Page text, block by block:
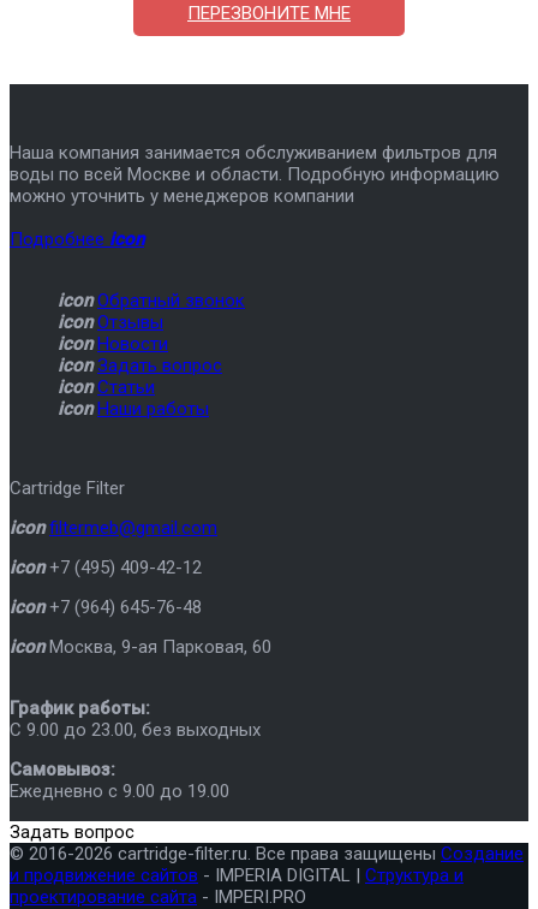
ПЕРЕЗВОНИТЕ МНЕ
Наша компания занимается обслуживанием фильтров для
воды по всей Москве и области. Подробную информацию
можно уточнить у менеджеров компании
Подробнее icon
icon Обратный звонок
icon Отзывы
icon Новости
icon Задать вопрос
icon Статьи
icon Наши работы
Cartridge Filter
icon filtermeb@gmail.com
icon +7 (495) 409-42-12
icon +7 (964) 645-76-48
icon Москва, 9-ая Парковая, 60
График работы:
C 9.00 до 23.00, без выходных
Самовывоз:
Ежедневно с 9.00 до 19.00
Задать вопрос
© 2016-2026 cartridge-filter.ru. Все права защищены Создание
и продвижение сайтов - IMPERIA DIGITAL | Структура и
проектирование сайта - IMPERI.PRO